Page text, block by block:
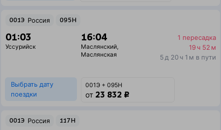
001Э Россия 095Н
01:03
Уссурийск
16:04
Маслянский,
Маслянская
1 пересадка
19 ч 52 м
5 д 20 ч 1 м в пути
Выбрать дату
поездки
001Э + 095Н
от 23 832 ₽
001Э Россия 117Н